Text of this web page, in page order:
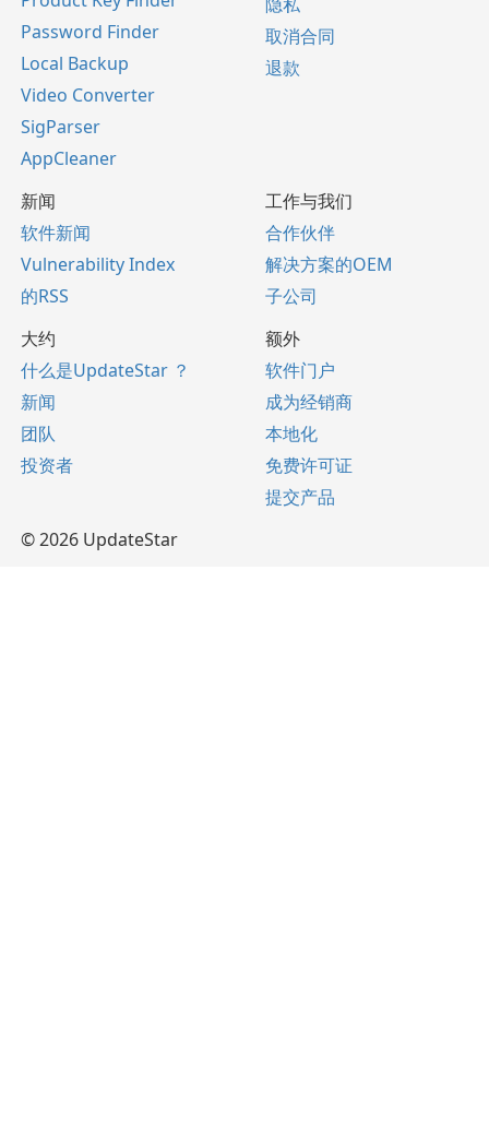
Password Finder
Local Backup
Video Converter
SigParser
AppCleaner
隐私
取消合同
退款
新闻
软件新闻
Vulnerability Index
的RSS
工作与我们
合作伙伴
解决方案的OEM
子公司
大约
什么是UpdateStar ？
新闻
团队
投资者
额外
软件门户
成为经销商
本地化
免费许可证
提交产品
© 2026 UpdateStar